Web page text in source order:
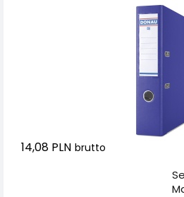
14,08 PLN brutto